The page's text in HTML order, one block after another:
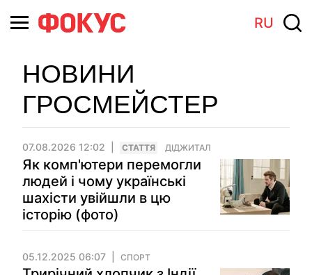
RU
НОВИНИ
ГРОСМЕЙСТЕР
07.08.2026 12:02 СТАТТЯ ДІДЖИТАЛ
Як комп'ютери перемогли
людей і чому українські
шахісти увійшли в цю
історію (фото)
05.12.2025 06:07 СПОРТ